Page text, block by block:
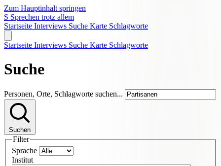
Zum Hauptinhalt springen
S Sprechen trotz allem
Startseite Interviews Suche Karte Schlagworte
Startseite Interviews Suche Karte Schlagworte
Suche
Personen, Orte, Schlagworte suchen...
Suchen
Filter
Sprache
Institut